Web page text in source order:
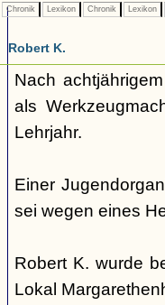
Chronik Lexikon Chronik Lexikon
Robert K.
Nach
als
Lehrjahr.
Einer
sei wegen eines
Robert K. wurde
Lokal